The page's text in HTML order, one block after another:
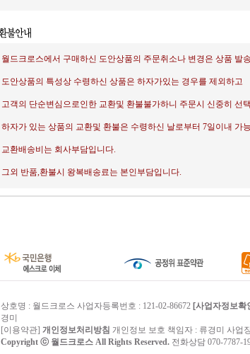
월드크로스에서 구매하신 도안상품의 주문취소나 변경은 상품 발
도안상품의 특성상 수령하신 상품은 하자가있는 경우를 제외하고
고객의 단순변심으로인한 교환및 환불불가하니 주문시 신중히 선
하자가 있는 상품의 교환및 환불은 수령하신 날로부터 7일이내 가
교환배송비는 회사부담입니다.
그외 반품,환불시 왕복배송료는 본인부담입니다.
상호명 : 월드크로스 사업자등록번호 : 121-02-86672 [사업자정보확
경미
[이용약관] 개인정보처리방침 개인정보 보호 책임자 : 류경미
사업
Copyright ⓒ 월드크로스All Rights Reserved.전화상담 070-7787-